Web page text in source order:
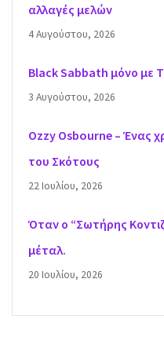
αλλαγές μελών
4 Αυγούστου, 2026
Black Sabbath μόνο με
3 Αυγούστου, 2026
Ozzy Osbourne – Ένας
του Σκότους
22 Ιουλίου, 2026
Όταν ο “Σωτήρης
μέταλ.
20 Ιουλίου, 2026